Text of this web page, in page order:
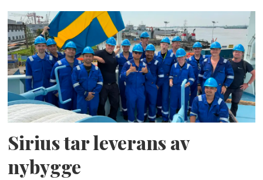
Sirius tar leverans av
nybygge